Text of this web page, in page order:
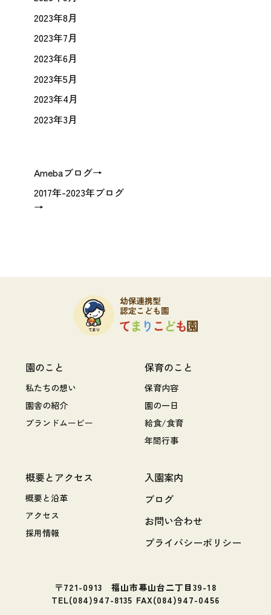
2023年8月
2023年7月
2023年6月
2023年5月
2023年4月
2023年3月
Amebaブログ→
2017年-2023年ブログ
→
〒721-0913 福山市幕山台二丁目39-18
TEL(084)947-8135 FAX(084)947-0456
園のこと
私たちの想い
園舎の紹介
ブランドムービー
保育のこと
保育内容
園の一日
給食/食育
年間行事
概要とアクセス
概要と沿革
アクセス
採用情報
入園案内
ブログ
お問い合わせ
プライバシーポリシー